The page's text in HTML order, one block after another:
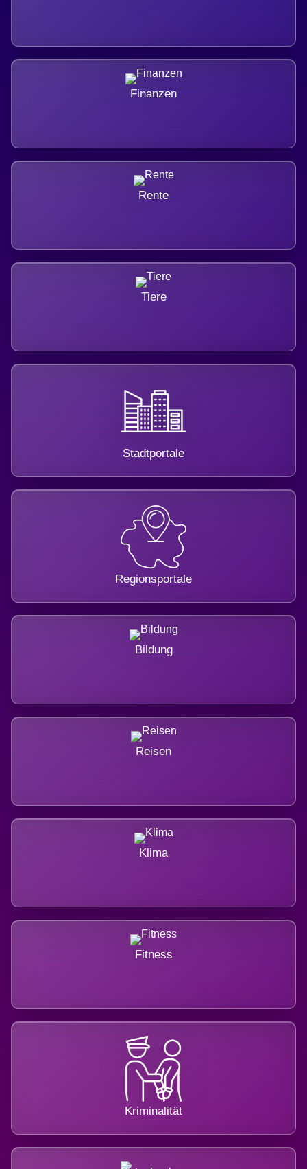
Finanzen
Rente
Tiere
Stadtportale
Regionsportale
Bildung
Reisen
Klima
Fitness
Kriminalität